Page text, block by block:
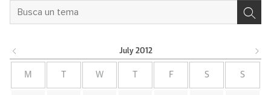
July 2012
M W F S S